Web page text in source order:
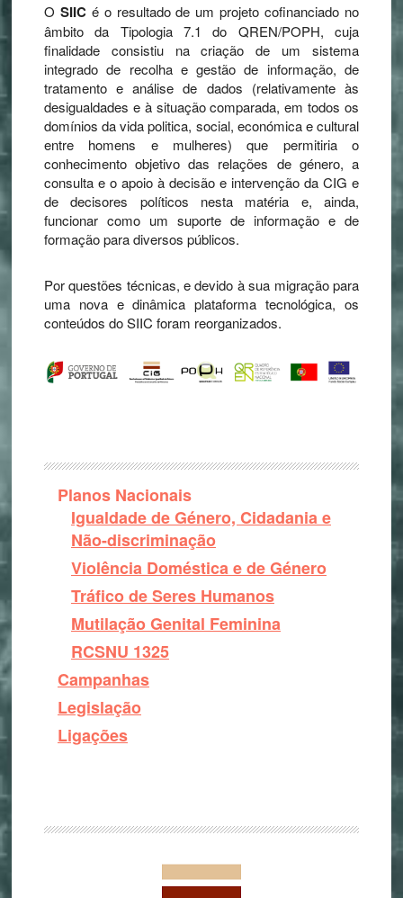
O SIICé o resultado de um projeto cofinanciado no
âmbito da Tipologia 7.1 do QREN/POPH, cuja
finalidade consistiu na criação de um sistema
integrado de recolha e gestão de informação, de
tratamento e análise de dados (relativamente às
desigualdades e à situação comparada, em todos os
domínios da vida politica, social, económica e cultural
entre homens e mulheres) que permitiria o
conhecimento objetivo das relações de género, a
consulta e o apoio à decisão e intervenção da CIG e
de decisores políticos nesta matéria e, ainda,
funcionar como um suporte de informação e de
formação para diversos públicos.
Por questões técnicas, e devido à sua migração para
uma nova e dinâmica plataforma tecnológica, os
conteúdos do SIIC foram reorganizados.
Planos Nacionais
Igualdade de Género, Cidadania e
Não-discriminação
Violência Doméstica e de Género
Tráfico de Seres Humanos
Mutilação Genital Feminina
RCSNU 1325
Campanhas
Legislação
Ligações